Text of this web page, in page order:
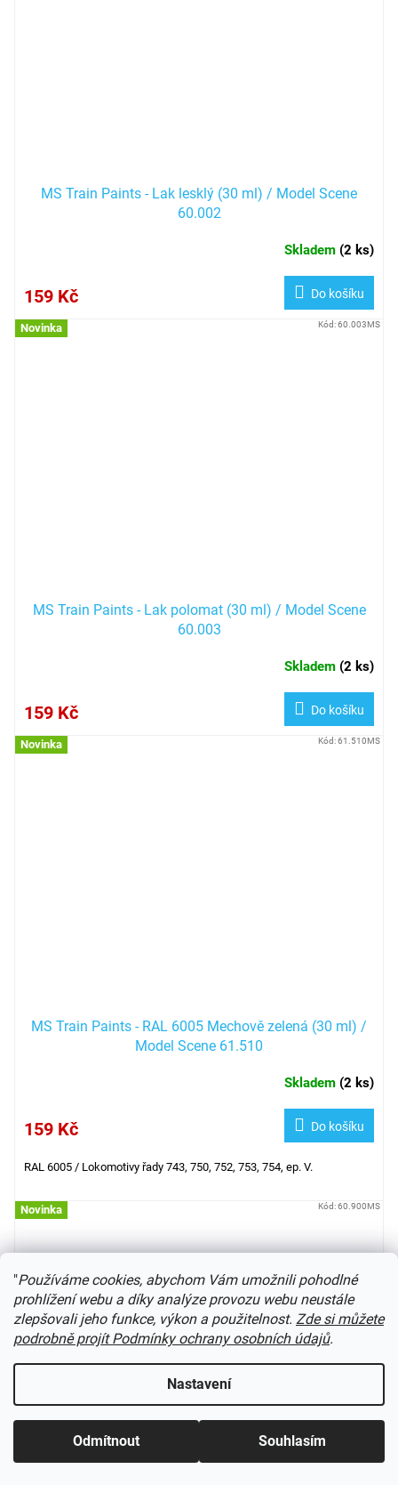
"Používáme cookies, abychom Vám umožnili pohodlné
prohlížení webu a díky analýze provozu webu neustále
zlepšovali jeho funkce, výkon a použitelnost. Zde si můžete
podrobně projít Podmínky ochrany osobních údajů.
Nastavení
Odmítnout Souhlasím
MS Train Paints - Lak lesklý (30 ml) / Model Scene
60.002
Skladem (2 ks)
159 Kč Do košíku
Novinka
MS Train Paints - Lak polomat (30 ml) / Model Scene
60.003
Skladem (2 ks)
159 Kč Do košíku
Kód:60.003MS
Novinka
MS Train Paints - RAL 6005 Mechově zelená (30 ml) /
Model Scene 61.510
Skladem (2 ks)
159 Kč Do košíku
RAL 6005 / Lokomotivy řady 743, 750, 752, 753, 754, ep. V.
Kód:61.510MS
Novinka Kód:60.900MS